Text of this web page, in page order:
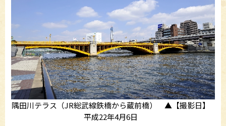
隅田川テラス（JR総武線鉄橋から蔵前橋） ▲【撮影日】
平成22年4月6日